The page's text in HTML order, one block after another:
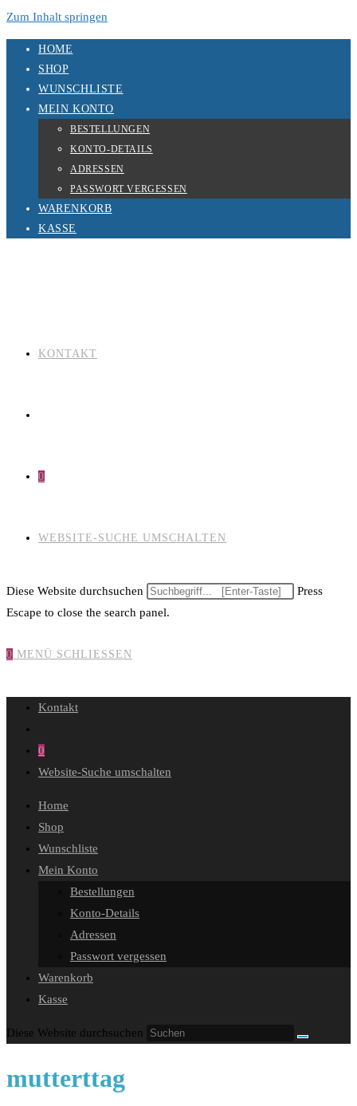
Zum Inhalt springen
HOME
SHOP
WUNSCHLISTE
MEIN KONTO
BESTELLUNGEN
KONTO-DETAILS
ADRESSEN
PASSWORT VERGESSEN
WARENKORB
KASSE
KONTAKT
0
WEBSITE-SUCHE UMSCHALTEN
Diese Website durchsuchen
Press
Escape to close the search panel.
0 MENÜ SCHLIESSEN
Kontakt
0
Website-Suche umschalten
Home
Shop
Wunschliste
Mein Konto
Bestellungen
Konto-Details
Adressen
Passwort vergessen
Warenkorb
Kasse
Diese Website durchsuchen
mutterttag